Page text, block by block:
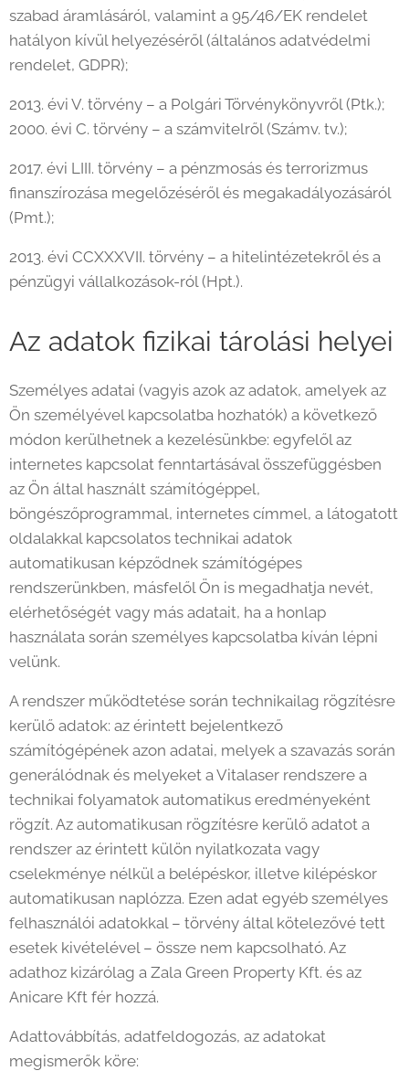
szabad áramlásáról, valamint a 95/46/EK rendelet
hatályon kívül helyezéséről (általános adatvédelmi
rendelet, GDPR);
2013. évi V. törvény – a Polgári Törvénykönyvről (Ptk.);
2000. évi C. törvény – a számvitelről (Számv. tv.);
2017. évi LIII. törvény – a pénzmosás és terrorizmus
finanszírozása megelőzéséről és megakadályozásáról
(Pmt.);
2013. évi CCXXXVII. törvény – a hitelintézetekről és a
pénzügyi vállalkozások-ról (Hpt.).
Az adatok fizikai tárolási helyei
Személyes adatai (vagyis azok az adatok, amelyek az
Ön személyével kapcsolatba hozhatók) a következő
módon kerülhetnek a kezelésünkbe: egyfelől az
internetes kapcsolat fenntartásával összefüggésben
az Ön által használt számítógéppel,
böngészőprogrammal, internetes címmel, a látogatott
oldalakkal kapcsolatos technikai adatok
automatikusan képződnek számítógépes
rendszerünkben, másfelől Ön is megadhatja nevét,
elérhetőségét vagy más adatait, ha a honlap
használata során személyes kapcsolatba kíván lépni
velünk.
A rendszer működtetése során technikailag rögzítésre
kerülő adatok: az érintett bejelentkező
számítógépének azon adatai, melyek a szavazás során
generálódnak és melyeket a Vitalaser rendszere a
technikai folyamatok automatikus eredményeként
rögzít. Az automatikusan rögzítésre kerülő adatot a
rendszer az érintett külön nyilatkozata vagy
cselekménye nélkül a belépéskor, illetve kilépéskor
automatikusan naplózza. Ezen adat egyéb személyes
felhasználói adatokkal – törvény által kötelezővé tett
esetek kivételével – össze nem kapcsolható. Az
adathoz kizárólag a Zala Green Property Kft. és az
Anicare Kft fér hozzá.
Adattovábbítás, adatfeldogozás, az adatokat
megismerők köre: